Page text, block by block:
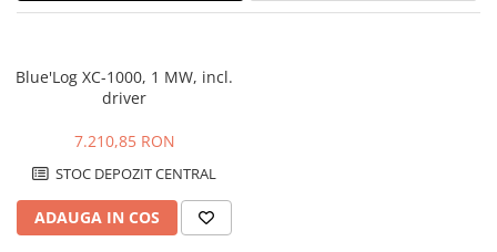
Blue'Log XC-1000, 1 MW, incl.
driver
7.210,85 RON
STOC DEPOZIT CENTRAL
ADAUGA IN COS